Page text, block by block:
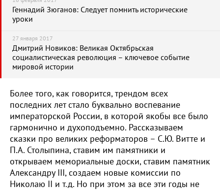
Геннадий Зюганов: Следует помнить исторические
уроки
27 января 2017
Дмитрий Новиков: Великая Октябрьская
социалистическая революция – ключевое событие
мировой истории
Более того, как говорится, трендом всех
последних лет стало буквально воспевание
императорской России, в которой якобы все было
гармонично и духоподъемно. Рассказываем
сказки про великих реформаторов – С.Ю. Витте и
П.А. Столыпина, ставим им памятники и
открываем мемориальные доски, ставим памятник
Александру III, создаем новые комиссии по
Николаю II и т.д. Но при этом за все эти годы не